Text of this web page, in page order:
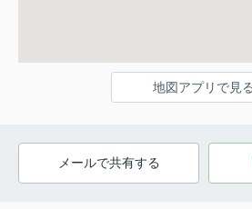
地図アプリで見る
メールで共有する